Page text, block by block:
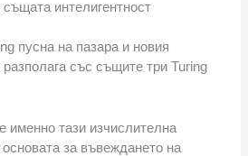
интелигентност
пусна на пазара и новия
със същите три Turing
именно тази изчислителна
за въвеждането на